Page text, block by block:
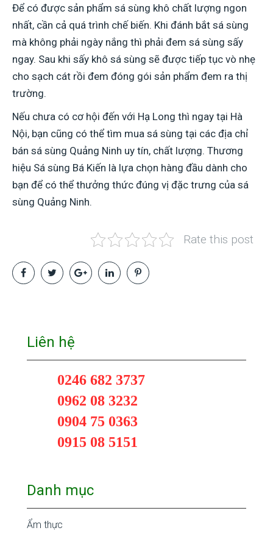
Để có được sản phẩm sá sùng khô chất lượng ngon
nhất, cần cả quá trình chế biến. Khi đánh bắt sá sùng
mà không phải ngày nắng thì phải đem sá sùng sấy
ngay. Sau khi sấy khô sá sùng sẽ được tiếp tục vò nhẹ
cho sạch cát rồi đem đóng gói sản phẩm đem ra thị
trường.
Nếu chưa có cơ hội đến với Hạ Long thì ngay tại Hà
Nội, bạn cũng có thể tìm mua sá sùng tại các địa chỉ
bán sá sùng Quảng Ninh uy tín, chất lượng. Thương
hiệu Sá sùng Bá Kiến là lựa chọn hàng đầu dành cho
bạn để có thể thưởng thức đúng vị đặc trưng của sá
sùng Quảng Ninh.
Rate this post
Liên hệ
0246 682 3737
0962 08 3232
0904 75 0363
0915 08 5151
Danh mục
Ẩm thực